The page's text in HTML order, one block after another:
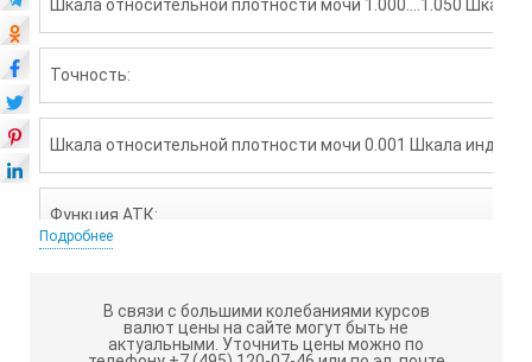
Шкала относительной плотности мочи 1.000….1.050 Шкала
Точность:
Шкала относительной плотности мочи 0.001 Шкала
Функция АТК:
Размеры и вес:
Подробнее
В связи с большими колебаниями курсов
валют цены на сайте могут быть не
актуальными. Уточнить цены можно по